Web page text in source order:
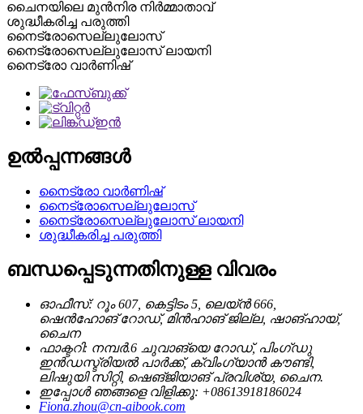
ചൈനയിലെ മുൻനിര നിർമ്മാതാവ്
ശുദ്ധീകരിച്ച പരുത്തി
നൈട്രോസെല്ലുലോസ്
നൈട്രോസെല്ലുലോസ് ലായനി
നൈട്രോ വാർണിഷ്
ഉൽപ്പന്നങ്ങൾ
നൈട്രോ വാർണിഷ്
നൈട്രോസെല്ലുലോസ്
നൈട്രോസെല്ലുലോസ് ലായനി
ശുദ്ധീകരിച്ച പരുത്തി
ബന്ധപ്പെടുന്നതിനുള്ള വിവരം
ഓഫീസ്: റൂം 607, കെട്ടിടം 5, ലെയ്ൻ 666,
ഷെൻഹോങ് റോഡ്, മിൻഹാങ് ജില്ല, ഷാങ്ഹായ്,
ചൈന
ഫാക്ടറി: നമ്പർ.6 ചുവാങ്യെ റോഡ്, പിംഗ്ഡു
ഇൻഡസ്ട്രിയൽ പാർക്ക്, ക്വിംഗ്യാൻ കൗണ്ടി,
ലിഷുയി സിറ്റി, ഷെങ്ജിയാങ് പ്രവിശ്യ, ചൈന.
ഇപ്പോൾ ഞങ്ങളെ വിളിക്കൂ: +08613918186024
Fiona.zhou@cn-aibook.com